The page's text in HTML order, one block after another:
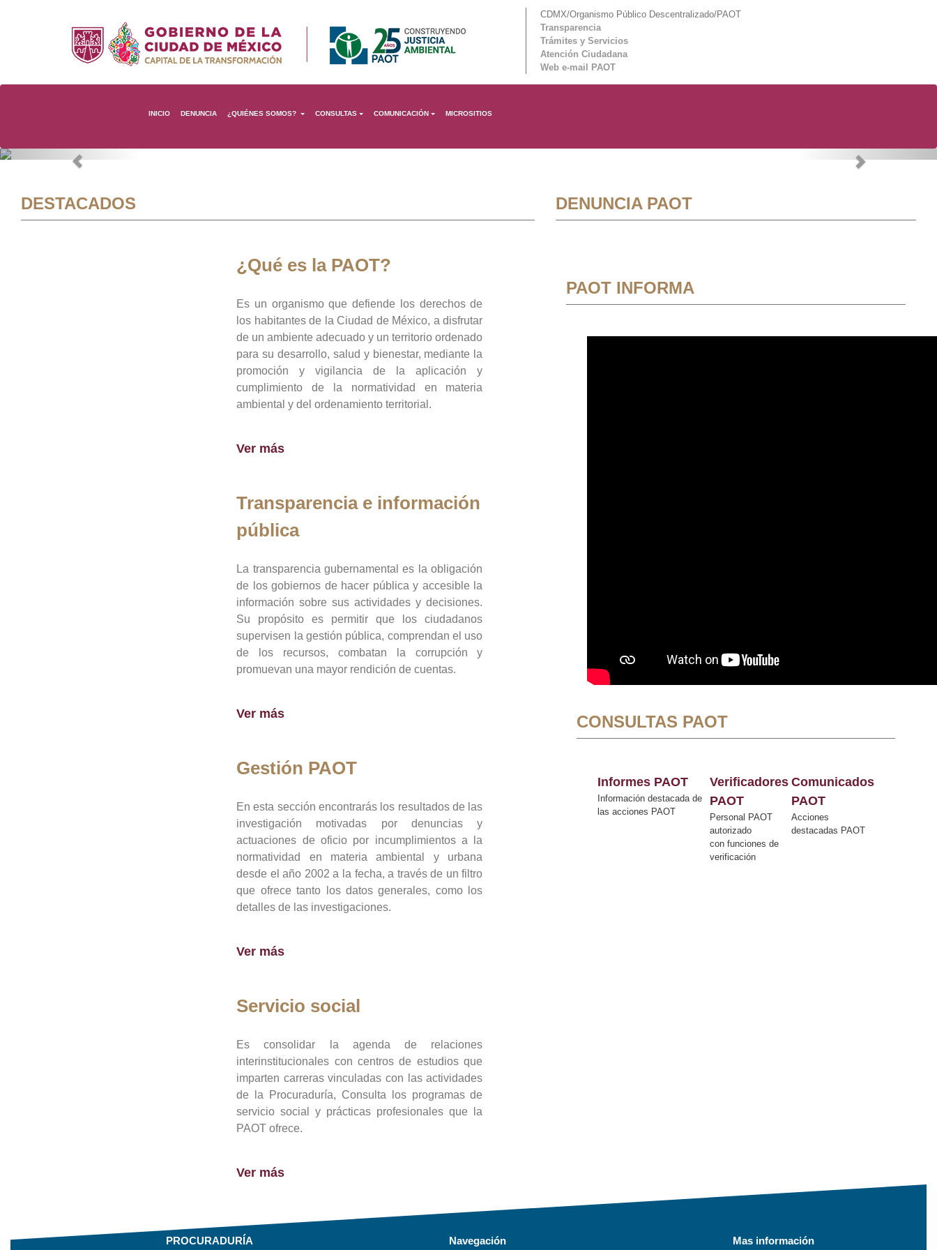
CDMX/Organismo Público Descentralizado/PAOT
Transparencia
Trámites y Servicios
Atención Ciudadana
Web e-mail PAOT
INICIO DENUNCIA ¿QUIÉNES SOMOS? CONSULTAS COMUNICACIÓN MICROSITIOS
Previous Next
DESTACADOS
¿Qué es la PAOT?
Es un organismo que defiende los derechos de
los habitantes de la Ciudad de México, a disfrutar
de un ambiente adecuado y un territorio ordenado
para su desarrollo, salud y bienestar, mediante la
promoción y vigilancia de la aplicación y
cumplimiento de la normatividad en materia
ambiental y del ordenamiento territorial.
Ver más
Transparencia e información
pública
La transparencia gubernamental es la obligación
de los gobiernos de hacer pública y accesible la
información sobre sus actividades y decisiones.
Su propósito es permitir que los ciudadanos
supervisen la gestión pública, comprendan el uso
de los recursos, combatan la corrupción y
promuevan una mayor rendición de cuentas.
Ver más
Gestión PAOT
En esta sección encontrarás los resultados de las
investigación motivadas por denuncias y
actuaciones de oficio por incumplimientos a la
normatividad en materia ambiental y urbana
desde el año 2002 a la fecha, a través de un filtro
que ofrece tanto los datos generales, como los
detalles de las investigaciones.
Ver más
Servicio social
Es consolidar la agenda de relaciones
interinstitucionales con centros de estudios que
imparten carreras vinculadas con las actividades
de la Procuraduría, Consulta los programas de
servicio social y prácticas profesionales que la
PAOT ofrece.
Ver más
DENUNCIA PAOT
PAOT INFORMA
CONSULTAS PAOT
Informes PAOT
Información destacada de
las acciones PAOT
Verificadores
PAOT
Personal PAOT
autorizado
con funciones de
verificación
Comunicados
PAOT
Acciones
destacadas PAOT
PROCURADURÍA Navegación Mas información